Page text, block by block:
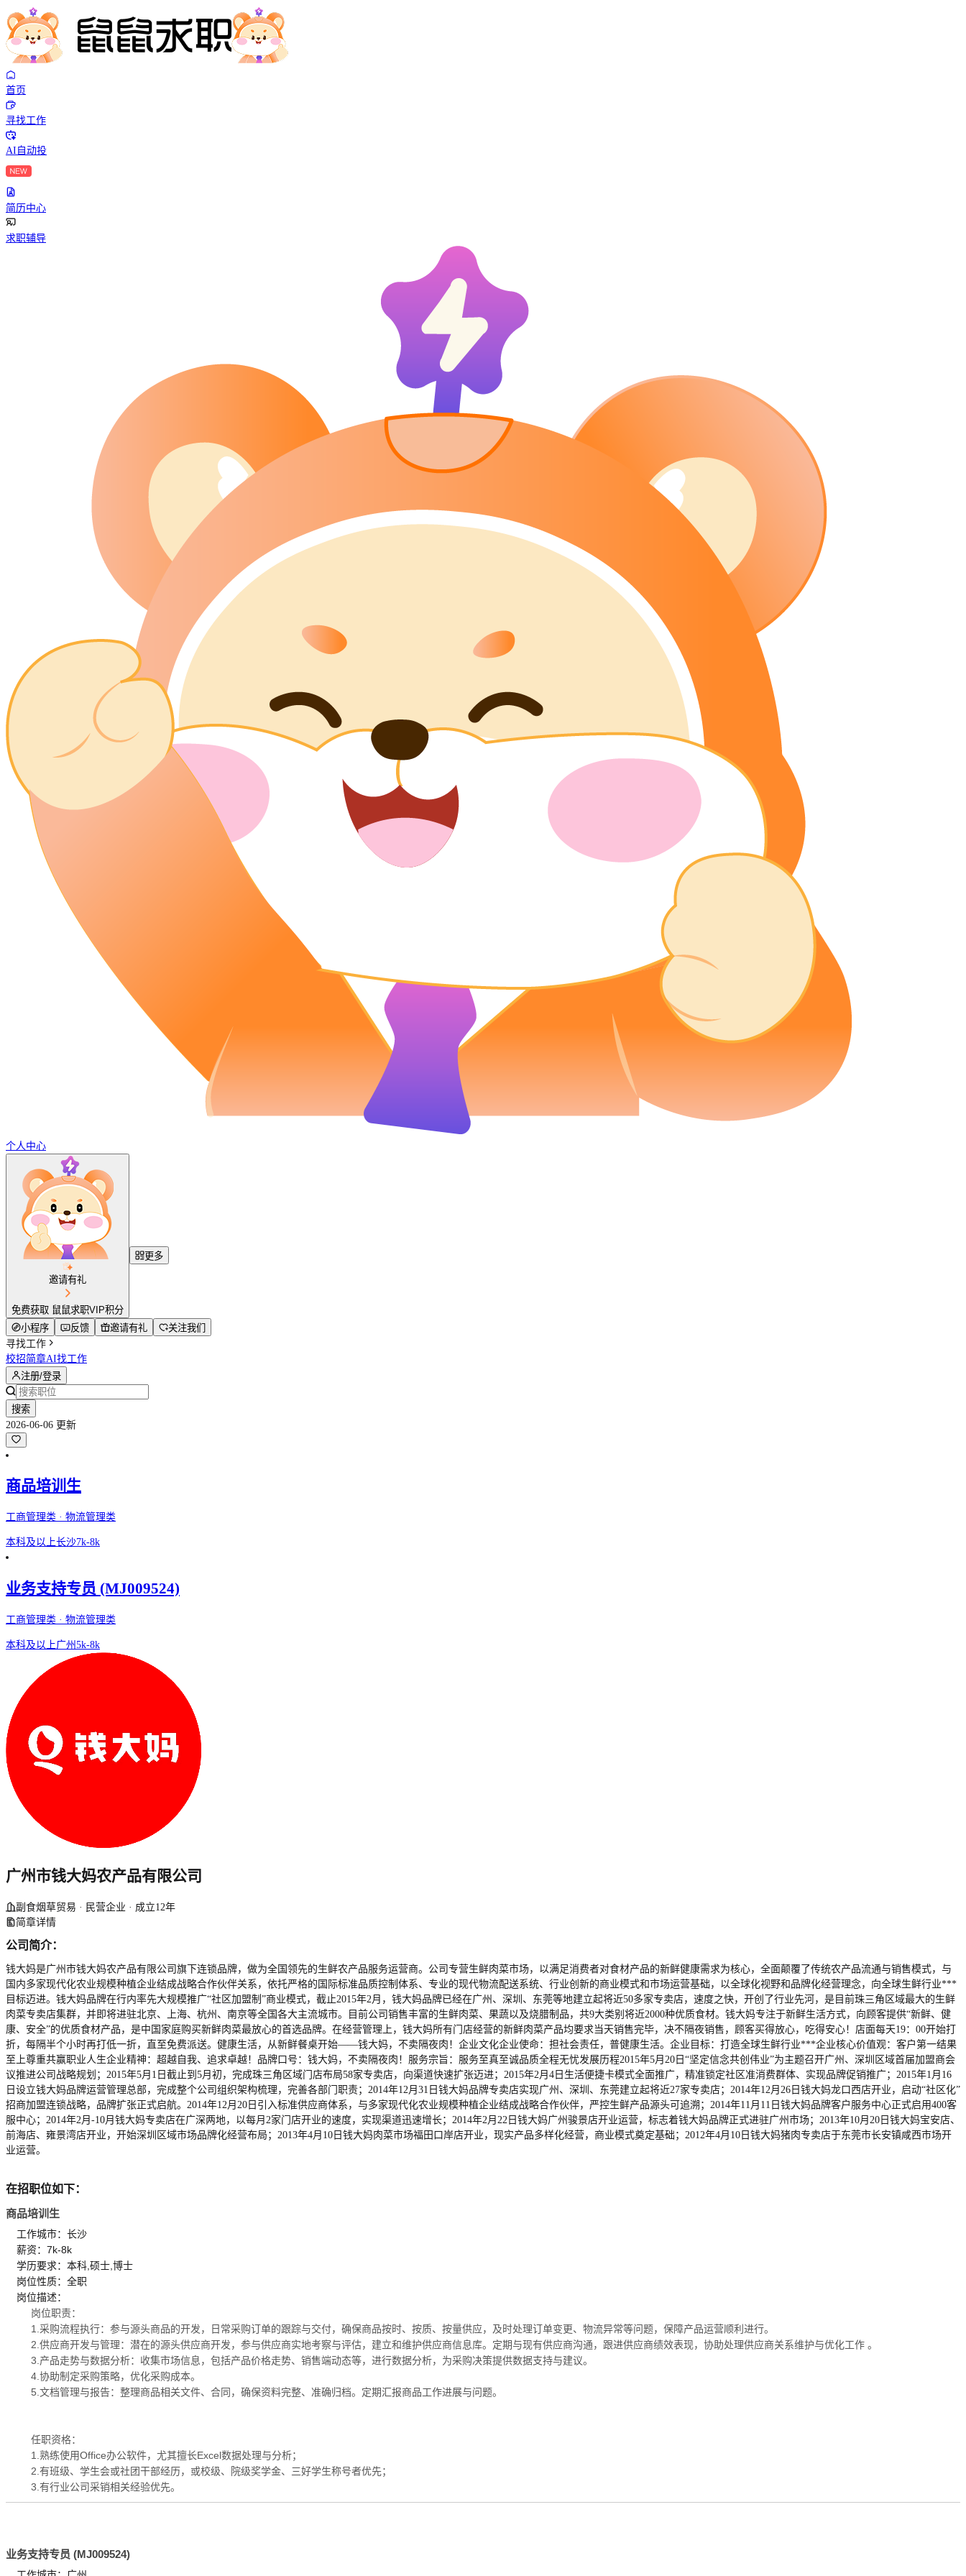
首页
寻找工作
AI自动投
简历中心
求职辅导
个人中心
邀请有礼
免费获取 鼠鼠求职VIP积分
更多
小程序 反馈 邀请有礼
关注我们
寻找工作
校招简章AI找工作
注册/登录
搜索
2026-06-06 更新
商品培训生
工商管理类 · 物流管理类
本科及以上长沙7k-8k
业务支持专员 (MJ009524)
工商管理类 · 物流管理类
本科及以上广州 5k-8k
广州市钱大妈农产品有限公司
副食烟草贸易 · 民营企业 · 成立12年
简章详情
公司简介：
钱大妈是广州市钱大妈农产品有限公司旗下连锁品牌，做为全国领先的生鲜农产品服务运营商。公司专营生鲜肉菜市场，以满足消费者对食材产品的新鲜健康需求为核心，全面颠覆了传统农产品流通与销售模式，与
国内多家现代化农业规模种植企业结成战略合作伙伴关系，依托严格的国际标准品质控制体系、专业的现代物流配送系统、行业创新的商业模式和市场运营基础，以全球化视野和品牌化经营理念，向全球生鲜行业***
目标迈进。钱大妈品牌在行内率先大规模推广“社区加盟制”商业模式，截止2015年2月，钱大妈品牌已经在广州、深圳、东莞等地建立起将近50多家专卖店，速度之快，开创了行业先河，是目前珠三角区域最大的生鲜
肉菜专卖店集群，并即将进驻北京、上海、杭州、南京等全国各大主流城市。目前公司销售丰富的生鲜肉菜、果蔬以及烧腊制品，共9大类别将近2000种优质食材。钱大妈专注于新鲜生活方式，向顾客提供“新鲜、健
康、安全”的优质食材产品，是中国家庭购买新鲜肉菜最放心的首选品牌。在经营管理上，钱大妈所有门店经营的新鲜肉菜产品均要求当天销售完毕，决不隔夜销售，顾客买得放心，吃得安心！店面每天19：00开始打
折，每隔半个小时再打低一折，直至免费派送。健康生活，从新鲜餐桌开始——钱大妈，不卖隔夜肉！企业文化企业使命：担社会责任，普健康生活。企业目标：打造全球生鲜行业***企业核心价值观：客户第一结果
至上尊重共赢职业人生企业精神：超越自我、追求卓越！品牌口号：钱大妈，不卖隔夜肉！服务宗旨：服务至真至诚品质全程无忧发展历程2015年5月20日“坚定信念共创伟业”为主题召开广州、深圳区域首届加盟商会
议推进公司战略规划；2015年5月1日截止到5月初，完成珠三角区域门店布局58家专卖店，向渠道快速扩张迈进；2015年2月4日生活便捷卡模式全面推广，精准锁定社区准消费群体、实现品牌促销推广；2015年1月16
日设立钱大妈品牌运营管理总部，完成整个公司组织架构梳理，完善各部门职责；2014年12月31日钱大妈品牌专卖店实现广州、深圳、东莞建立起将近27家专卖店；2014年12月26日钱大妈龙口西店开业，启动“社区化”
招商加盟连锁战略，品牌扩张正式启航。2014年12月20日引入标准供应商体系，与多家现代化农业规模种植企业结成战略合作伙伴，严控生鲜产品源头可追溯；2014年11月11日钱大妈品牌客户服务中心正式启用400客
服中心；2014年2月-10月钱大妈专卖店在广深两地，以每月2家门店开业的速度，实现渠道迅速增长；2014年2月22日钱大妈广州骏景店开业运营，标志着钱大妈品牌正式进驻广州市场；2013年10月20日钱大妈宝安店、
前海店、雍景湾店开业，开始深圳区域市场品牌化经营布局；2013年4月10日钱大妈肉菜市场福田口岸店开业，现实产品多样化经营，商业模式奠定基础；2012年4月10日钱大妈猪肉专卖店于东莞市长安镇咸西市场开
业运营。
在招职位如下：
商品培训生
工作城市：长沙
薪资：7k-8k
学历要求：本科,硕士,博士
岗位性质：全职
岗位描述：
岗位职责：
1.采购流程执行：参与源头商品的开发，日常采购订单的跟踪与交付，确保商品按时、按质、按量供应，及时处理订单变更、物流异常等问题，保障产品运营顺利进行。
2.供应商开发与管理：潜在的源头供应商开发，参与供应商实地考察与评估，建立和维护供应商信息库。定期与现有供应商沟通，跟进供应商绩效表现，协助处理供应商关系维护与优化工作 。
3.产品走势与数据分析：收集市场信息，包括产品价格走势、销售端动态等，进行数据分析，为采购决策提供数据支持与建议。
4.协助制定采购策略，优化采购成本。
5.文档管理与报告：整理商品相关文件、合同，确保资料完整、准确归档。定期汇报商品工作进展与问题。
任职资格：
1.熟练使用Office办公软件，尤其擅长Excel数据处理与分析；
2.有班级、学生会或社团干部经历，或校级、院级奖学金、三好学生称号者优先；
3.有行业公司采销相关经验优先。
业务支持专员 (MJ009524)